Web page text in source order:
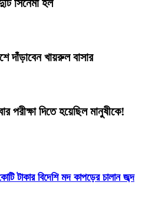
সিনেমা হল
দাঁড়াবেন খায়রুল বাসার
পরীক্ষা দিতে হয়েছিল মানুষীকে!
টাকার বিদেশি মদ কাপড়ের চালান জব্দ